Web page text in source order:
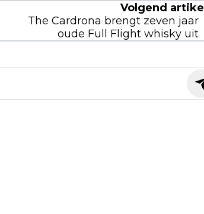
Volgend artikel
The Cardrona brengt zeven jaar
oude Full Flight whisky uit